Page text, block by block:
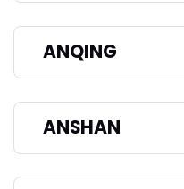
ANQING
ANSHAN